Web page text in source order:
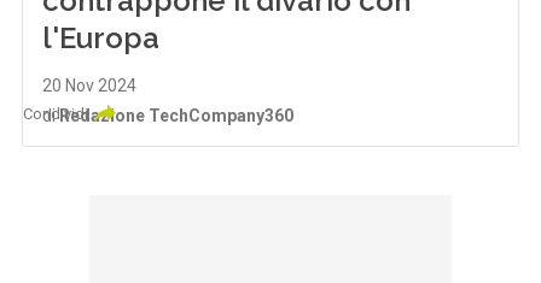
l'Europa
20 Nov 2024
diRedazione TechCompany360
Condividi